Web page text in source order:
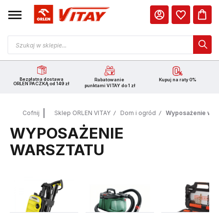
Bezpłatna dostawa
ORLEN PACZKĄ od 149 zł
Rabatowanie
punktami VITAY do 1 zł
Kupuj na raty 0%
Cofnij Sklep ORLEN VITAY Dom i ogród Wyposażenie
WYPOSAŻENIE
WARSZTATU